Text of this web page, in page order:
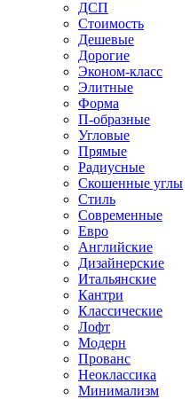
ДСП
Стоимость
Дешевые
Дорогие
Эконом-класс
Элитные
Форма
П-образные
Угловые
Прямые
Радиусные
Скошенные углы
Стиль
Современные
Евро
Английские
Дизайнерские
Итальянские
Кантри
Классические
Лофт
Модерн
Прованс
Неоклассика
Минимализм